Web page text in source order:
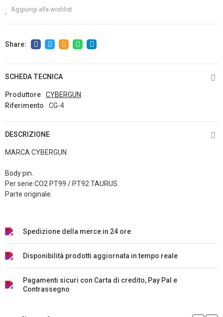
Aggiungi alla wishlist
SCHEDA TECNICA
Produttore
CYBERGUN
Riferimento
CG-4
DESCRIZIONE
MARCA CYBERGUN
Body pin.
Per serie CO2 PT99 / PT92 TAURUS.
Parte originale.
Spedizione della merce in 24 ore
Disponibilità prodotti aggiornata in tempo reale
Pagamenti sicuri con Carta di credito, Pay Pal e
Contrassegno